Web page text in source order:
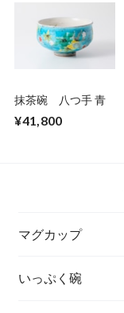
抹茶碗 八つ手 青
¥41,800
マグカップ
いっぷく碗